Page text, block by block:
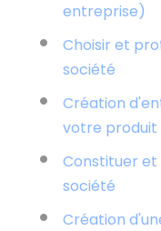
entreprise)
Choisir et
société
Création
votre produit
Constituer et
société
Création